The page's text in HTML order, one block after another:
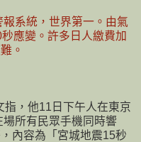
系統，世界第一。由氣
應變。許多日人繳費加
。
，他11日下午人在東京
所有民眾手機同時響
內容為「宮城地震15秒